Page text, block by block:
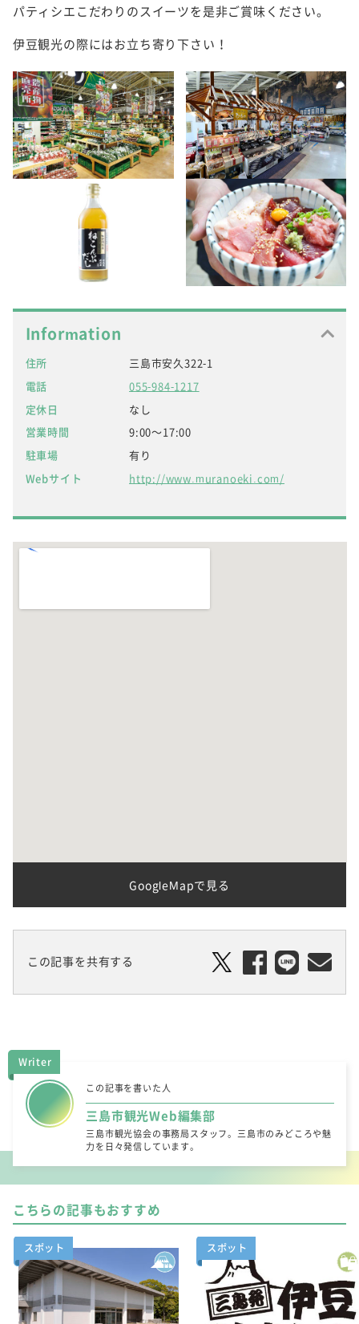
パティシエこだわりのスイーツを是非ご賞味ください。
伊豆観光の際にはお立ち寄り下さい！
Information
住所
三島市安久322-1
電話
055-984-1217
定休日
なし
営業時間
9:00～17:00
駐車場
有り
Webサイト
http://www.muranoeki.com/
GoogleMapで見る
この記事を共有する
Writer
この記事を書いた人
三島市観光Web編集部
三島市観光協会の事務局スタッフ。三島市のみどころや魅
力を日々発信しています。
こちらの記事もおすすめ
スポット スポット